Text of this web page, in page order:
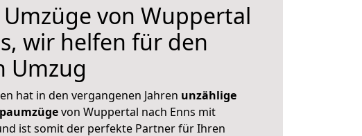
von Wuppertal
wir helfen für den
Umzug
hat in den vergangenen Jahren unzählige
von Wuppertal nach Enns mit
ist somit der perfekte Partner für Ihren